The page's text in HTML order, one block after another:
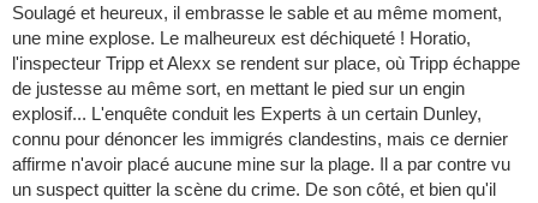
Soulagé et heureux, il embrasse le sable et au même moment,
une mine explose. Le malheureux est déchiqueté ! Horatio,
l'inspecteur Tripp et Alexx se rendent sur place, où Tripp échappe
de justesse au même sort, en mettant le pied sur un engin
explosif... L'enquête conduit les Experts à un certain Dunley,
connu pour dénoncer les immigrés clandestins, mais ce dernier
affirme n'avoir placé aucune mine sur la plage. Il a par contre vu
un suspect quitter la scène du crime. De son côté, et bien qu'il